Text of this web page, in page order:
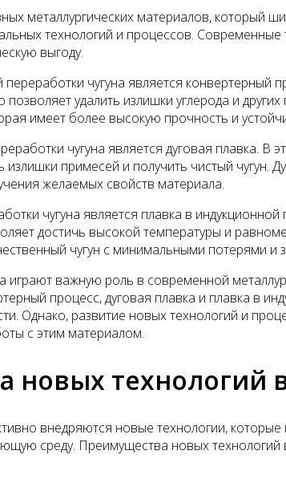
металлургических материалов, который
технологий и процессов. Современные
выгоду.
чугуна является
позволяет удалить излишки углерода и
имеет более высокую прочность и
чугуна является дуговая плавка.
излишки примесей и получить чистый
желаемых свойств материала.
чугуна является плавка в
достичь высокой температуры и
чугун с минимальными потерями и
играют важную роль в современной
процесс, дуговая плавка и плавка в
Однако, развитие новых технологий и
с этим материалом.
новых технологий
внедряются новые технологии,
среду. Преимущества новых